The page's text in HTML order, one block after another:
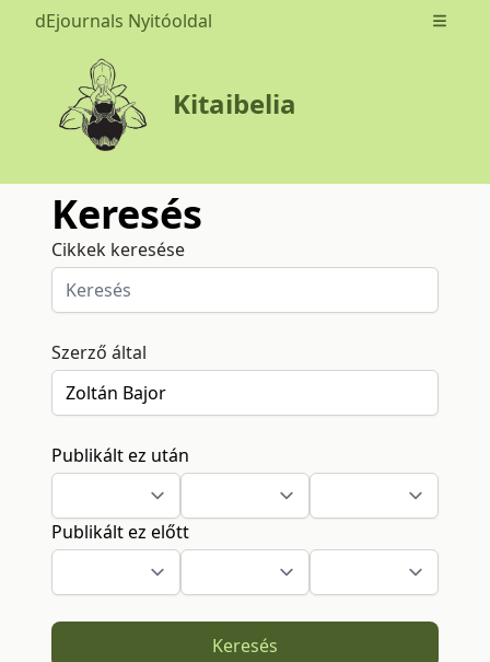
dEjournals Nyitóoldal Open
Kitaibelia
Keresés
Cikkek keresése
Szerző által
Publikált ez után
Publikált ez előtt
Keresés